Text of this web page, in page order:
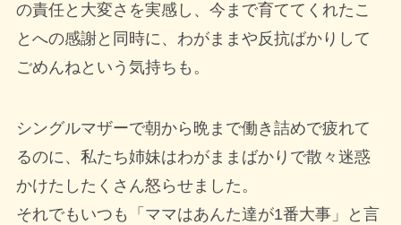
の責任と大変さを実感し、今まで育ててくれたこ
とへの感謝と同時に、わがままや反抗ばかりして
ごめんねという気持ちも。
シングルマザーで朝から晩まで働き詰めで疲れて
るのに、私たち姉妹はわがままばかりで散々迷惑
かけたしたくさん怒らせました。
それでもいつも「ママはあんた達が1番大事」と言